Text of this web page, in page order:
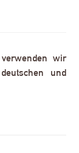
wir
und